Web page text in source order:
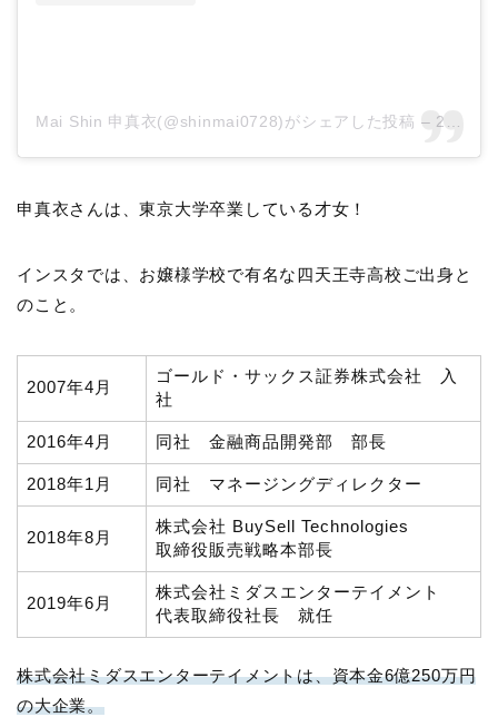
Mai Shin 申真衣(@shinmai0728)がシェアした投稿 – 2020年 1月月13日午後5時54分PST
申真衣さんは、東京大学卒業している才女！
インスタでは、お嬢様学校で有名な四天王寺高校ご出身と
のこと。
2007年4月
ゴールド・サックス証券株式会社 入
社
2016年4月 同社 金融商品開発部 部長
2018年1月 同社 マネージングディレクター
2018年8月
株式会社 BuySell Technologies
取締役販売戦略本部長
2019年6月
株式会社ミダスエンターテイメント
代表取締役社長 就任
株式会社ミダスエンターテイメントは、資本金6億250万円
の大企業。